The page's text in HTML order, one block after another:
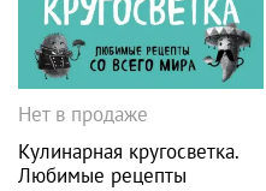
Нет в продаже
Кулинарная кругосветка.
Любимые рецепты